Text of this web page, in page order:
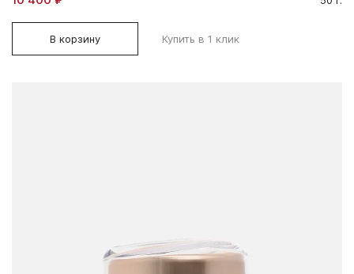
В корзину Купить в 1 клик